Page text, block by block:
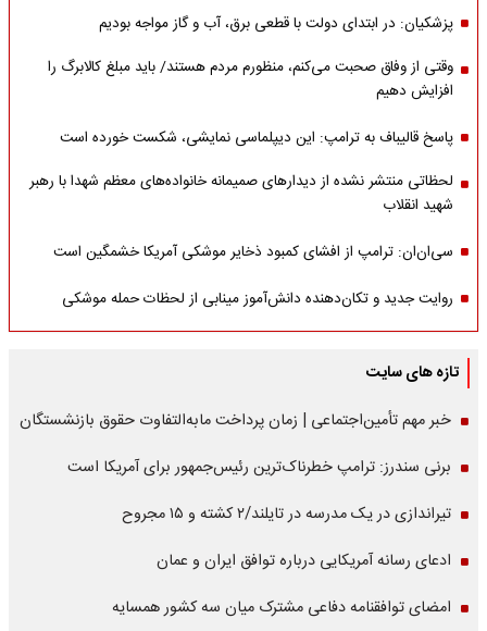
پزشکیان: در ابتدای دولت با قطعی برق، آب و گاز مواجه بودیم
وقتی از وفاق صحبت می‌کنم، منظورم مردم هستند/ باید مبلغ کالابرگ را
افزایش دهیم
پاسخ قالیباف به ترامپ: این دیپلماسی نمایشی، شکست خورده است
لحظاتی منتشر نشده از دیدارهای صمیمانه خانواده‌های معظم شهدا با رهبر
شهید انقلاب
سی‌ان‌ان: ترامپ از افشای کمبود ذخایر موشکی آمریکا خشمگین است
روایت جدید و تکان‌دهنده دانش‌آموز مینابی از لحظات حمله موشکی
تازه های سایت
خبر مهم تأمین‌اجتماعی | زمان پرداخت مابه‌التفاوت حقوق بازنشستگان
برنی سندرز: ترامپ خطرناک‌ترین رئیس‌جمهور برای آمریکا است
تیراندازی در یک مدرسه در تایلند/۲ کشته و ۱۵ مجروح
ادعای رسانه آمریکایی درباره توافق ایران و عمان
امضای توافقنامه دفاعی مشترک میان سه کشور همسایه